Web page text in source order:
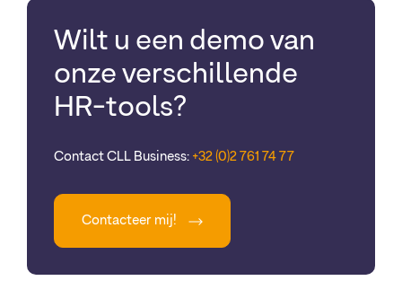
Wilt u een demo van
onze verschillende
HR-tools?
Contact CLL Business: +32 (0)2 761 74 77
Contacteer mij!